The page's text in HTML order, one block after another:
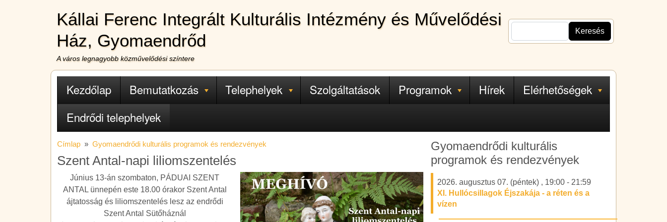
Kállai Ferenc Integrált Kulturális Intézmény és Művelődési
Ház, Gyomaendrőd
A város legnagyobb közművelődési színtere
Fő navigáció
Kezdőlap Bemutatkozás Telephelyek Szolgáltatások Programok Hírek
Elérhetőségek
Endrődi telephelyek
Címlap Gyomaendrődi kulturális programok és rendezvények
Szent Antal-napi liliomszentelés
Június 13-án szombaton, PÁDUAI SZENT
ANTAL ünnepén este 18.00 órakor Szent Antal
ájtatosság és liliomszentelés lesz az endrődi
Szent Antal Sütőháznál
Gyomaendrődi kulturális
programok és rendezvények
2026. augusztus 07. (péntek) , 19:00 - 21:59
XI. Hullócsillagok Éjszakája - a réten és a
vízen